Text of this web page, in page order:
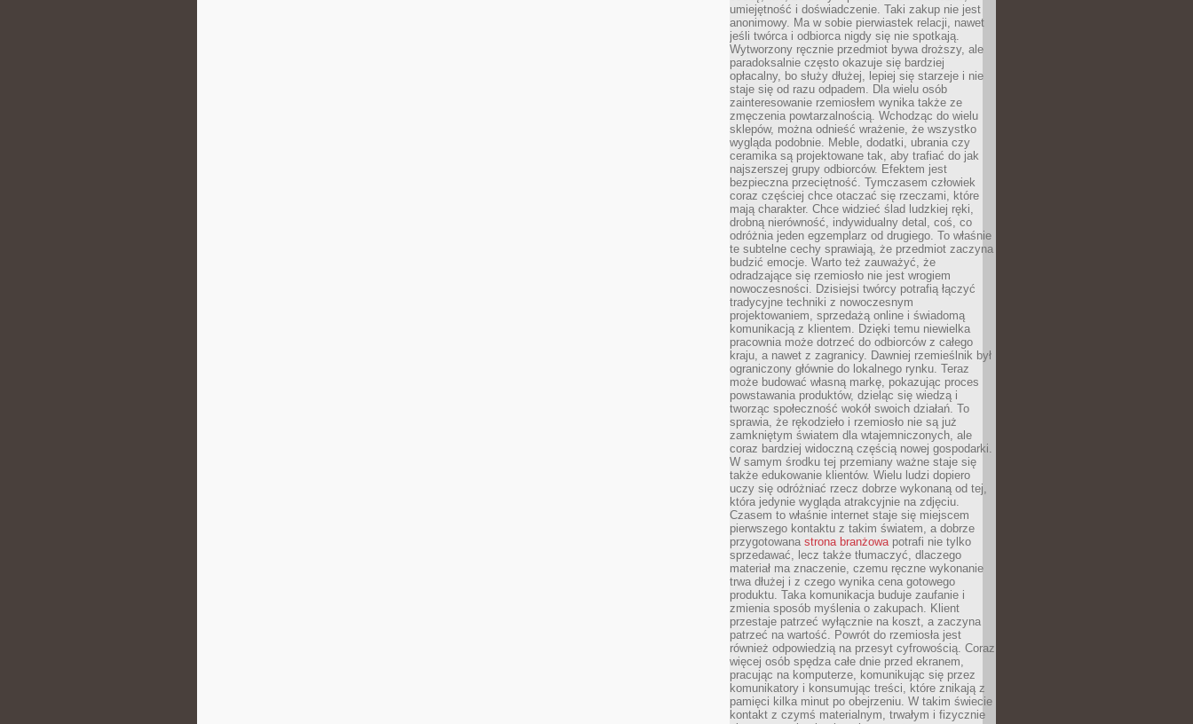
umiejętność i doświadczenie. Taki zakup nie jest
anonimowy. Ma w sobie pierwiastek relacji, nawet
jeśli twórca i odbiorca nigdy się nie spotkają.
Wytworzony ręcznie przedmiot bywa droższy, ale
paradoksalnie często okazuje się bardziej
opłacalny, bo służy dłużej, lepiej się starzeje i nie
staje się od razu odpadem. Dla wielu osób
zainteresowanie rzemiosłem wynika także ze
zmęczenia powtarzalnością. Wchodząc do wielu
sklepów, można odnieść wrażenie, że wszystko
wygląda podobnie. Meble, dodatki, ubrania czy
ceramika są projektowane tak, aby trafiać do jak
najszerszej grupy odbiorców. Efektem jest
bezpieczna przeciętność. Tymczasem człowiek
coraz częściej chce otaczać się rzeczami, które
mają charakter. Chce widzieć ślad ludzkiej ręki,
drobną nierówność, indywidualny detal, coś, co
odróżnia jeden egzemplarz od drugiego. To właśnie
te subtelne cechy sprawiają, że przedmiot zaczyna
budzić emocje. Warto też zauważyć, że
odradzające się rzemiosło nie jest wrogiem
nowoczesności. Dzisiejsi twórcy potrafią łączyć
tradycyjne techniki z nowoczesnym
projektowaniem, sprzedażą online i świadomą
komunikacją z klientem. Dzięki temu niewielka
pracownia może dotrzeć do odbiorców z całego
kraju, a nawet z zagranicy. Dawniej rzemieślnik był
ograniczony głównie do lokalnego rynku. Teraz
może budować własną markę, pokazując proces
powstawania produktów, dzieląc się wiedzą i
tworząc społeczność wokół swoich działań. To
sprawia, że rękodzieło i rzemiosło nie są już
zamkniętym światem dla wtajemniczonych, ale
coraz bardziej widoczną częścią nowej gospodarki.
W samym środku tej przemiany ważne staje się
także edukowanie klientów. Wielu ludzi dopiero
uczy się odróżniać rzecz dobrze wykonaną od tej,
która jedynie wygląda atrakcyjnie na zdjęciu.
Czasem to właśnie internet staje się miejscem
pierwszego kontaktu z takim światem, a dobrze
przygotowana strona branżowapotrafi nie tylko
sprzedawać, lecz także tłumaczyć, dlaczego
materiał ma znaczenie, czemu ręczne wykonanie
trwa dłużej i z czego wynika cena gotowego
produktu. Taka komunikacja buduje zaufanie i
zmienia sposób myślenia o zakupach. Klient
przestaje patrzeć wyłącznie na koszt, a zaczyna
patrzeć na wartość. Powrót do rzemiosła jest
również odpowiedzią na przesyt cyfrowością. Coraz
więcej osób spędza całe dnie przed ekranem,
pracując na komputerze, komunikując się przez
komunikatory i konsumując treści, które znikają z
pamięci kilka minut po obejrzeniu. W takim świecie
kontakt z czymś materialnym, trwałym i fizycznie